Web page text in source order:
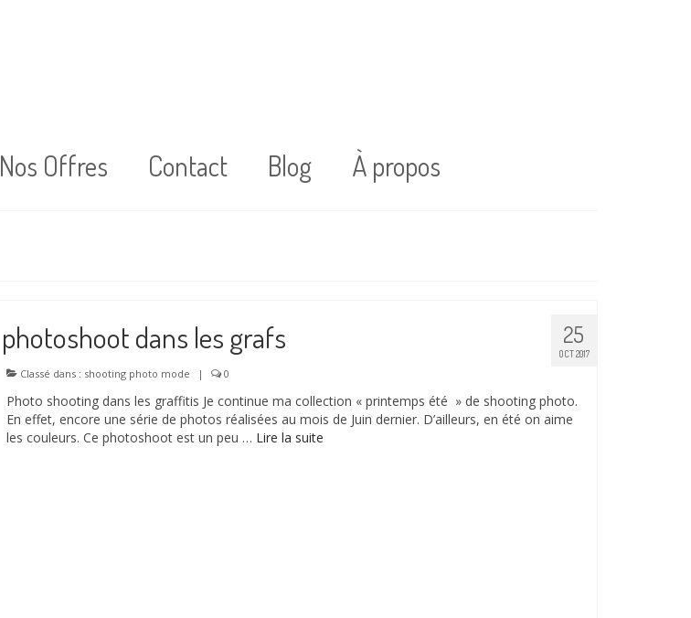
Nos Offres Contact Blog À propos
25
OCT 2017
photoshoot dans les grafs
Classé dans : shooting photo mode | 0
Photo shooting dans les graffitis Je continue ma collection « printemps été » de shooting photo.
En effet, encore une série de photos réalisées au mois de Juin dernier. D’ailleurs, en été on aime
les couleurs. Ce photoshoot est un peu … Lire la suite­­